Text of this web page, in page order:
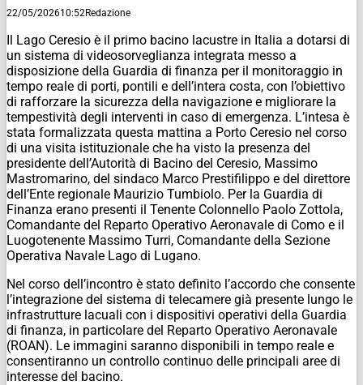
22/05/202610:52Redazione
Il Lago Ceresio è il primo bacino lacustre in Italia a dotarsi di
un sistema di videosorveglianza integrata messo a
disposizione della Guardia di finanza per il monitoraggio in
tempo reale di porti, pontili e dell’intera costa, con l’obiettivo
di rafforzare la sicurezza della navigazione e migliorare la
tempestività degli interventi in caso di emergenza. L’intesa è
stata formalizzata questa mattina a Porto Ceresio nel corso
di una visita istituzionale che ha visto la presenza del
presidente dell’Autorità di Bacino del Ceresio, Massimo
Mastromarino, del sindaco Marco Prestifilippo e del direttore
dell’Ente regionale Maurizio Tumbiolo. Per la Guardia di
Finanza erano presenti il Tenente Colonnello Paolo Zottola,
Comandante del Reparto Operativo Aeronavale di Como e il
Luogotenente Massimo Turri, Comandante della Sezione
Operativa Navale Lago di Lugano.
Nel corso dell’incontro è stato definito l’accordo che consente
l’integrazione del sistema di telecamere già presente lungo le
infrastrutture lacuali con i dispositivi operativi della Guardia
di finanza, in particolare del Reparto Operativo Aeronavale
(ROAN). Le immagini saranno disponibili in tempo reale e
consentiranno un controllo continuo delle principali aree di
interesse del bacino.